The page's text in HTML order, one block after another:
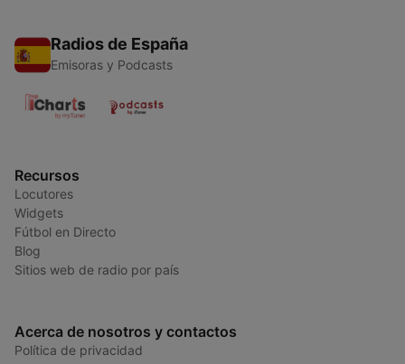
Radios de España
Emisoras y Podcasts
Recursos
Locutores
Widgets
Fútbol en Directo
Blog
Sitios web de radio por país
Acerca de nosotros y contactos
Política de privacidad